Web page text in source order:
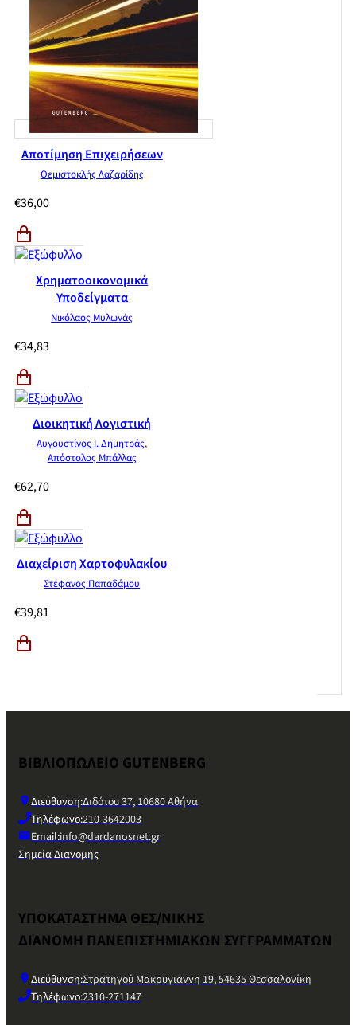
Αποτίμηση Επιχειρήσεων
Θεμιστοκλής Λαζαρίδης
€36,00
Χρηματοοικονομικά
Υποδείγματα
Νικόλαος Μυλωνάς
€34,83
Διοικητική Λογιστική
Αυγουστίνος Ι. Δημητράς,
Απόστολος Μπάλλας
€62,70
Διαχείριση Χαρτοφυλακίου
Στέφανος Παπαδάμου
€39,81
ΒΙΒΛΙΟΠΩΛΕΙΟ GUTENBERG
Διεύθυνση:Διδότου 37, 10680 Αθήνα
Τηλέφωνο:210-3642003
Email:info@dardanosnet.gr
Σημεία Διανομής
ΥΠΟΚΑΤΑΣΤΗΜΑ ΘΕΣ/ΝΙΚΗΣ
ΔΙΑΝΟΜΗ ΠΑΝΕΠΙΣΤΗΜΙΑΚΩΝ ΣΥΓΓΡΑΜΜΑΤΩΝ
Διεύθυνση:Στρατηγού Μακρυγιάννη 19, 54635 Θεσσαλονίκη
Τηλέφωνο:2310-271147